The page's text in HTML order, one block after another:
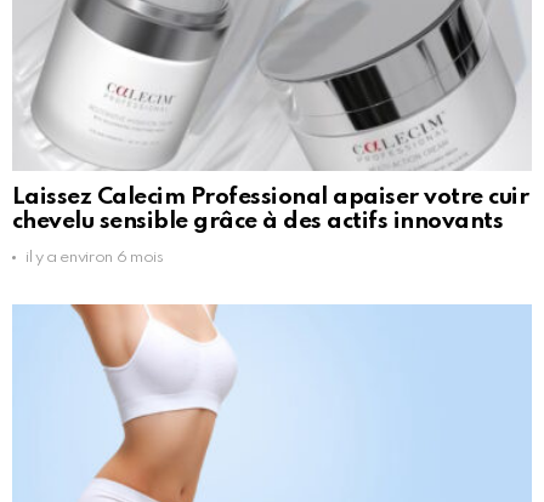
Laissez Calecim Professional apaiser votre cuir
chevelu sensible grâce à des actifs innovants
il y a environ 6 mois